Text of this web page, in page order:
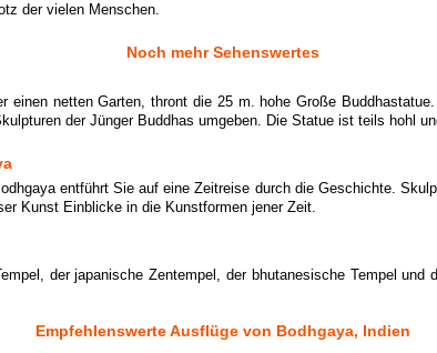
der vielen Menschen.
Noch mehr Sehenswertes
einen netten Garten, thront die 25 m. hohe Große
der Jünger Buddhas umgeben. Die Statue ist teils hohl
entführt Sie auf eine Zeitreise durch die Geschichte.
Kunst Einblicke in die Kunstformen jener Zeit.
der japanische Zentempel, der bhutanesische Tempel
Empfehlenswerte Ausflüge von Bodhgaya, Indien